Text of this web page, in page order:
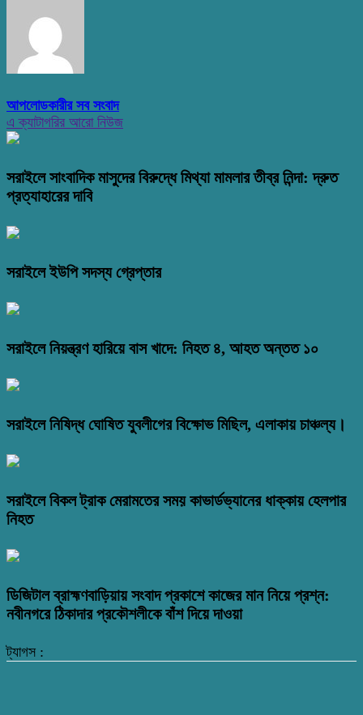
আপলোডকারীর সব সংবাদ
এ ক্যাটাগরির আরো নিউজ
সরাইলে সাংবাদিক মাসুদের বিরুদ্ধে মিথ্যা মামলার তীব্র নিন্দা: দ্রুত
প্রত্যাহারের দাবি
সরাইলে ইউপি সদস্য গ্রেপ্তার
সরাইলে নিয়ন্ত্রণ হারিয়ে বাস খাদে: নিহত ৪, আহত অন্তত ১০
সরাইলে নিষিদ্ধ ঘোষিত যুবলীগের বিক্ষোভ মিছিল, এলাকায় চাঞ্চল্য।
সরাইলে বিকল ট্রাক মেরামতের সময় কাভার্ডভ্যানের ধাক্কায় হেলপার
নিহত
ডিজিটাল ব্রাহ্মণবাড়িয়ায় সংবাদ প্রকাশে কাজের মান নিয়ে প্রশ্ন:
নবীনগরে ঠিকাদার প্রকৌশলীকে বাঁশ দিয়ে দাওয়া
ট্যাগস :